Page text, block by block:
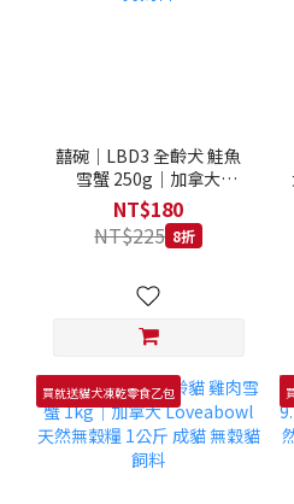
囍碗｜LBD3 全齡犬 鮭魚
雪蟹 250g｜加拿大
Loveabowl 天然無穀糧
250克 成犬 無穀狗飼料
NT$180
NT$225 8折
買就送貓犬凍乾零食乙包